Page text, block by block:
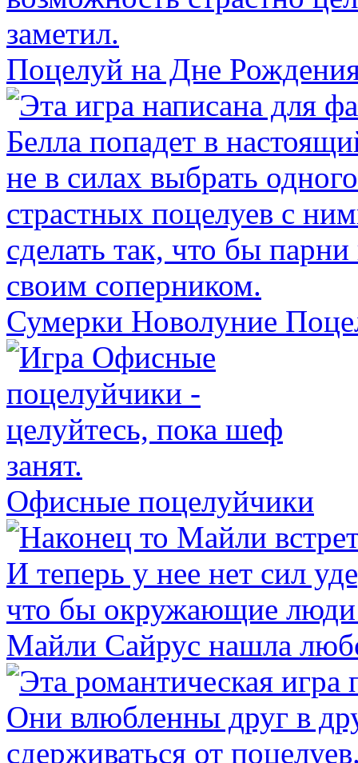
Поцелуй на Дне
Сумерки Новолуние
Офисные поцелуйчики
Майли Сайрус нашла